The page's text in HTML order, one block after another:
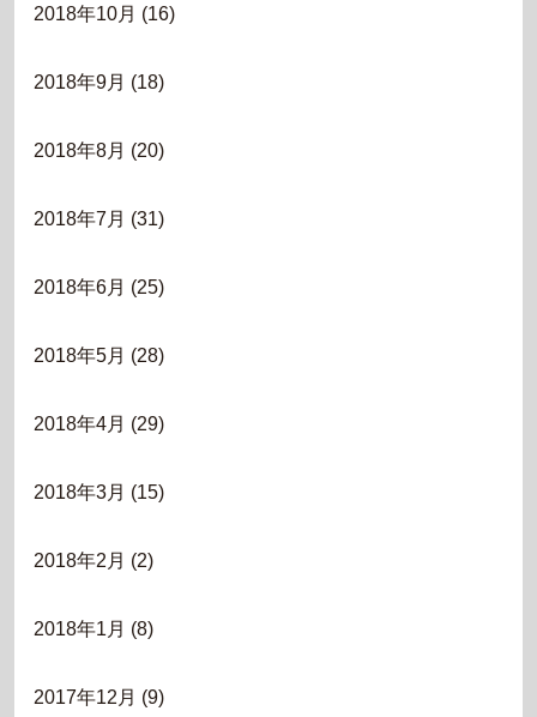
2018年10月 (16)
2018年9月 (18)
2018年8月 (20)
2018年7月 (31)
2018年6月 (25)
2018年5月 (28)
2018年4月 (29)
2018年3月 (15)
2018年2月 (2)
2018年1月 (8)
2017年12月 (9)